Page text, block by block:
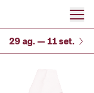
29 ag. — 11 set.